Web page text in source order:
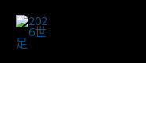
要